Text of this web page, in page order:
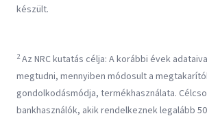
készült.
2Az NRC kutatás célja: A korábbi évek
megtudni, mennyiben módosult a
gondolkodásmódja, termékhasználata.
bankhasználók, akik rendelkeznek legalább